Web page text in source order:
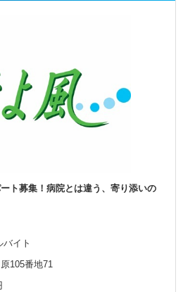
ト募集！病院とは違う、寄り添いの
イト
105番地71